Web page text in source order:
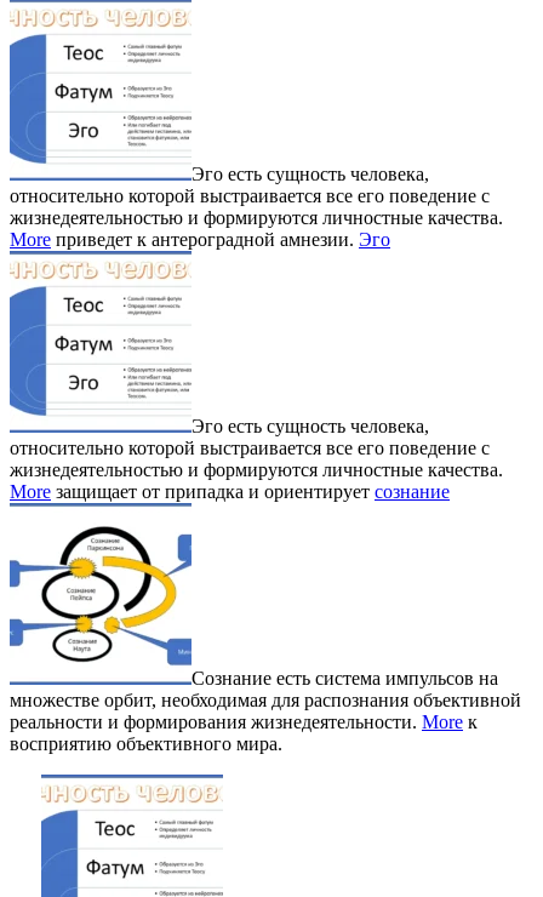
Эго есть сущность человека,
относительно которой выстраивается все его поведение с
жизнедеятельностью и формируются личностные качества.
More приведет к антероградной амнезии. Эго
Эго есть сущность человека,
относительно которой выстраивается все его поведение с
жизнедеятельностью и формируются личностные качества.
More защищает от припадка и ориентирует сознание
Сознание есть система импульсов на
множестве орбит, необходимая для распознания объективной
реальности и формирования жизнедеятельности. More к
восприятию объективного мира.